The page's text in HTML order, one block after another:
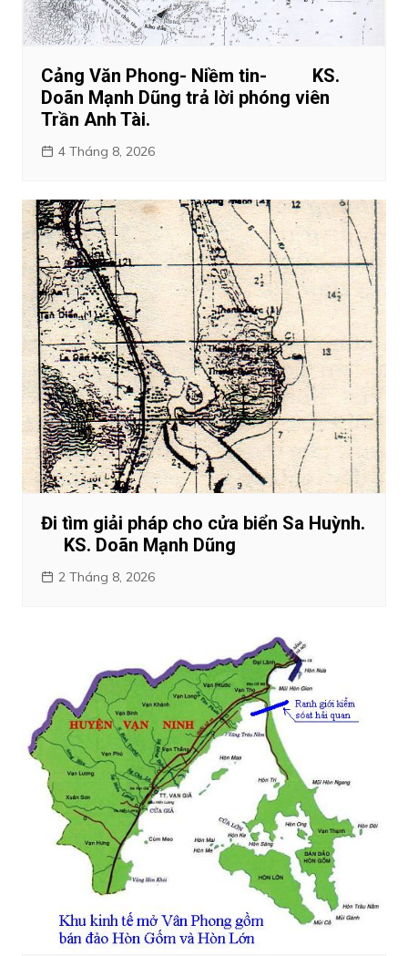
Cảng Văn Phong- Niềm tin- KS.
Doãn Mạnh Dũng trả lời phóng viên
Trần Anh Tài.
4 Tháng 8, 2026
Đi tìm giải pháp cho cửa biển Sa Huỳnh.
KS. Doãn Mạnh Dũng
2 Tháng 8, 2026